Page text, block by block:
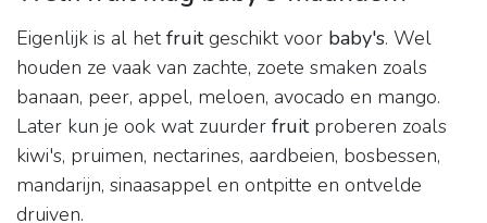
Eigenlijk is al hetfruitgeschikt voor baby's. Wel
houden ze vaak van zachte, zoete smaken zoals
banaan, peer, appel, meloen, avocado en mango.
Later kun je ook wat zuurder fruitproberen zoals
kiwi's, pruimen, nectarines, aardbeien, bosbessen,
mandarijn, sinaasappel en ontpitte en ontvelde
druiven.